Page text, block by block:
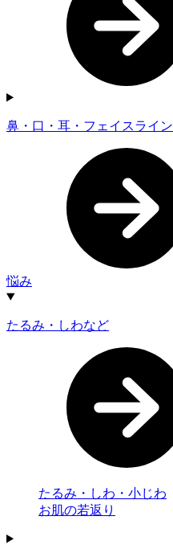
鼻・口・耳・フェイスライン
悩み
たるみ・しわなど
たるみ・しわ・小じわ
お肌の若返り